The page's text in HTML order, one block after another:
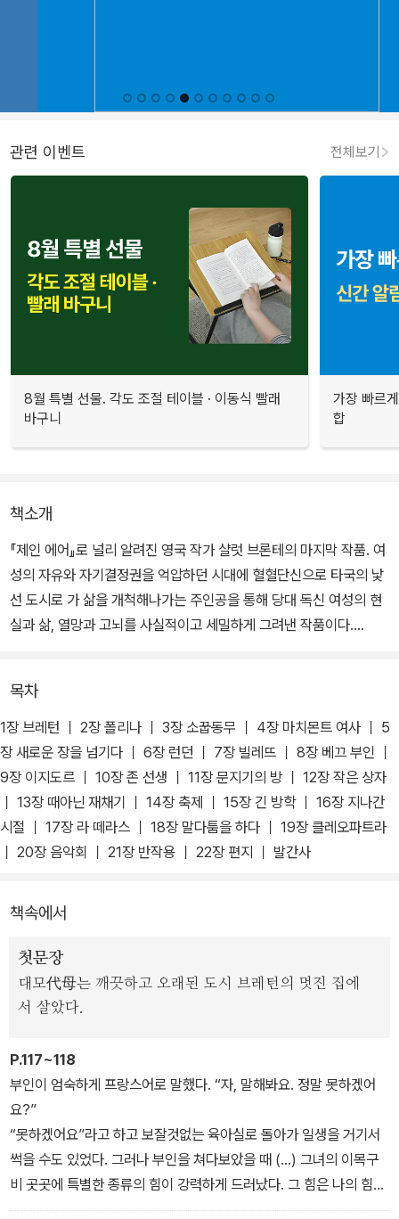
관련 이벤트 전체보기
8월 특별 선물. 각도 조절 테이블 · 이동식 빨래
바구니
가장 빠르
합
책소개
『제인 에어』로 널리 알려진 영국 작가 샬럿 브론테의 마지막 작품. 여
성의 자유와 자기결정권을 억압하던 시대에 혈혈단신으로 타국의 낯
선 도시로 가 삶을 개척해나가는 주인공을 통해 당대 독신 여성의 현
실과 삶, 열망과 고뇌를 사실적이고 세밀하게 그려낸 작품이다.
정 영국을 떠나 라바스꾸르라는 낯선 나라의 ‘빌레뜨’라는 도시로 향
한다. 그곳에서 베끄 부인이 운영하는 여자기숙학교에 자리를 잡고
영어를 가르치며 여러 우여곡절을 헤쳐나간다.
교장 베끄 부인, 의사인 존 선생, 동료 문학 교사인 뽈 선생, 독립적인
루시와 대비되는 여성들로 그려지는 폴리와 지네브라 등 개성 강한
주변 인물들 사이에서 겪는 기쁨과 슬픔, 유대와 갈등이 흥미진진하
샬럿 브론테가 실제로 2년여간 브뤼셀의 기숙학교에 머물며 수학하
고 교사로 일했던 경험을 바탕으로 썼다.
목차
1장 브레턴 ｜ 2장 폴리나 ｜ 3장 소꿉동무 ｜ 4장 마치몬트 여사 ｜ 5
장 새로운 장을 넘기다 ｜ 6장 런던 ｜ 7장 빌레뜨 ｜ 8장 베끄 부인 ｜
9장 이지도르 ｜ 10장 존 선생 ｜ 11장 문지기의 방 ｜ 12장 작은 상자
｜ 13장 때아닌 재채기 ｜ 14장 축제 ｜ 15장 긴 방학 ｜ 16장 지나간
시절 ｜ 17장 라 떼라스 ｜ 18장 말다툼을 하다 ｜ 19장 클레오파트라
｜ 20장 음악회 ｜ 21장 반작용 ｜ 22장 편지 ｜ 발간사
책속에서
첫문장
대모代母는 깨끗하고 오래된 도시 브레턴의 멋진 집에
서 살았다.
P.117~118
부인이 엄숙하게 프랑스어로 말했다. “자, 말해봐요. 정말 못하겠어
요?”
“못하겠어요”라고 하고 보잘것없는 육아실로 돌아가 일생을 거기서
썩을 수도 있었다. 그러나 부인을 쳐다보았을 때 (…) 그녀의 이목구
비 곳곳에 특별한 종류의 힘이 강력하게 드러났다. 그 힘은 나의 힘과
는 종류가 달랐다. 그것은 동정도 일체감도 순종도 아닌 감정을 일깨